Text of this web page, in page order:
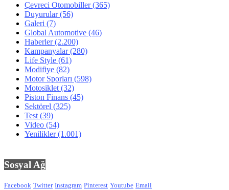
Çevreci Otomobiller(365)
Duyurular(56)
Galeri (7)
Global Automotive (46)
Haberler(2.200)
Kampanyalar(280)
Life Style (61)
Modifiye (82)
Motor Sporları (598)
Motosiklet (32)
Piston Finans (45)
Sektörel (325)
Test (39)
Video (54)
Yenilikler(1.001)
Sosyal Ağ
Facebook Twitter Instagram Pinterest Youtube Email